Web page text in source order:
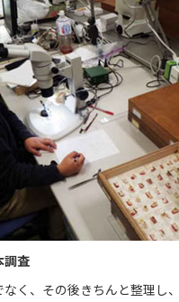
調査
く、その後きちんと整理し